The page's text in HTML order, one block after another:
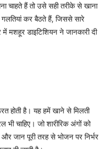
चाहते हैं तो उसे सही तरीके से खाना
कर बैठते हैं, जिससे सारे
मशहूर डाइटिशियन ने जानकारी दी
होती है। यह हमें खाने से मिलती
चाहिए। जो शारीरिक अंगों को
जान पूरी तरह से भोजन पर निर्भर